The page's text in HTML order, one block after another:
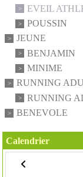
EVEIL
POUSSIN
JEUNE
BENJAMIN
MINIME
RUNNING
RUNNING
BENEVOLE
Calendrier